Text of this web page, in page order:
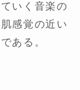
いく音楽の
感覚の近い
ある。